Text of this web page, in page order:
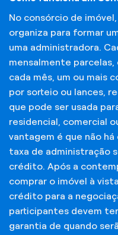
No consórcio de
organiza para formar
uma administradora.
mensalmente
cada mês, um ou mais
por sorteio ou lances,
que pode ser usada
residencial, comercial
vantagem é que não há
taxa de administração
crédito. Após a
comprar o imóvel à
crédito para a
participantes devem
garantia de quando